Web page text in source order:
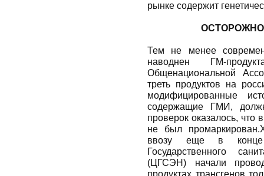
рынке содержит
Тем не менее
наводнен ГМ-
Общенациональной
треть продуктов на
модифицированные
содержащие ГМИ,
проверок оказалось, что
не был
ввозу еще в конце
Государственного
(ЦГСЭН) начали
продуктах трансгенов